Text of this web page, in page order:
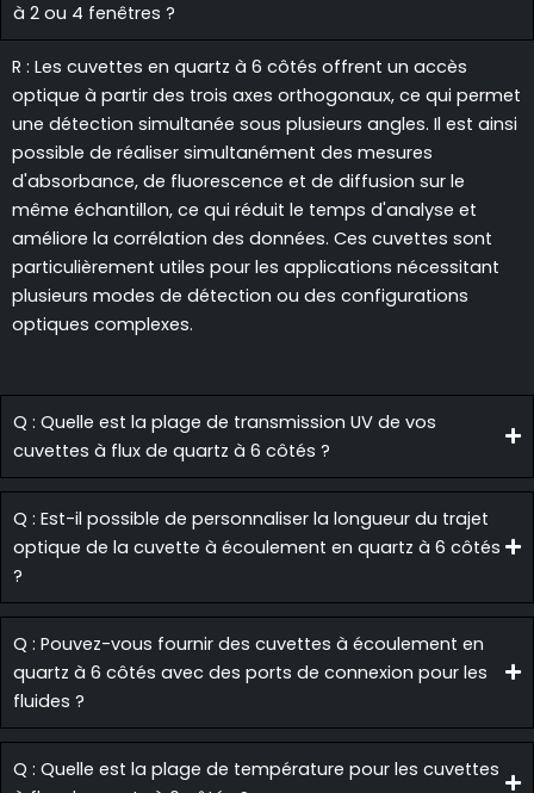
à 2 ou 4 fenêtres ?
R : Les cuvettes en quartz à 6 côtés offrent un accès
optique à partir des trois axes orthogonaux, ce qui permet
une détection simultanée sous plusieurs angles. Il est ainsi
possible de réaliser simultanément des mesures
d'absorbance, de fluorescence et de diffusion sur le
même échantillon, ce qui réduit le temps d'analyse et
améliore la corrélation des données. Ces cuvettes sont
particulièrement utiles pour les applications nécessitant
plusieurs modes de détection ou des configurations
optiques complexes.
Q : Quelle est la plage de transmission UV de vos
cuvettes à flux de quartz à 6 côtés ?
Q : Est-il possible de personnaliser la longueur du trajet
optique de la cuvette à écoulement en quartz à 6 côtés
?
Q : Pouvez-vous fournir des cuvettes à écoulement en
quartz à 6 côtés avec des ports de connexion pour les
fluides ?
Q : Quelle est la plage de température pour les cuvettes